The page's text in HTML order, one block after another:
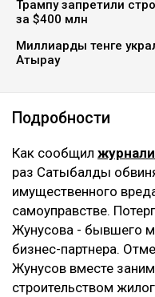
Трампу запретили
за $400 млн
Миллиарды тенге
Атырау
Подробности
Как сообщил
раз Сатыбалды
имущественного
самоуправстве.
Жунусова - бывшего
бизнес-партнера.
Жунусов вместе
строительством